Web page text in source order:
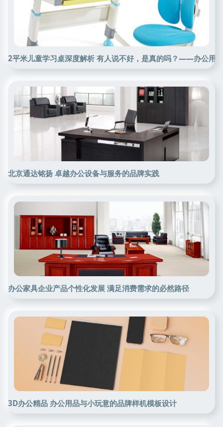
2平米儿童学习桌深度解析 有人说不好，是真的吗？——办公用
北京通达铭扬 卓越办公设备与服务的品牌实践
办公家具企业产品个性化发展 满足消费需求的必然路径
3D办公精品 办公用品与小玩意的品牌样机模板设计